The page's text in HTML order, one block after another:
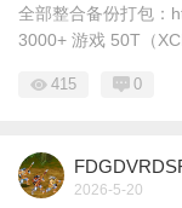
全部整合备份打包：
3000+ 游戏 50T（
415 0
2026-5-20